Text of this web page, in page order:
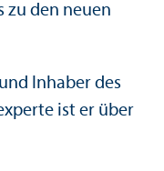
zu den neuen
Inhaber des
ist er über